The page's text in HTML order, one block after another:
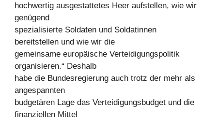
hochwertig ausgestattetes Heer aufstellen, wie wir
genügend
spezialisierte Soldaten und Soldatinnen
bereitstellen und wie wir die
gemeinsame europäische Verteidigungspolitik
organisieren.“ Deshalb
habe die Bundesregierung auch trotz der mehr als
angespannten
budgetären Lage das Verteidigungsbudget und die
finanziellen Mittel